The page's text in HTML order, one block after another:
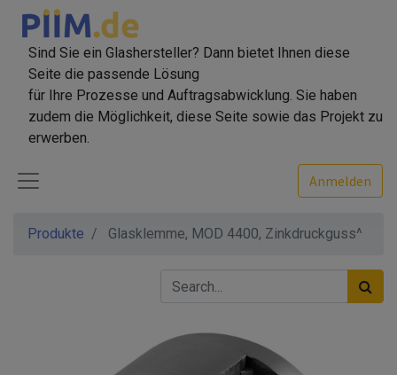
Sind Sie ein Glashersteller? Dann bietet Ihnen diese
Seite die passende Lösung
für Ihre Prozesse und Auftragsabwicklung. Sie haben
zudem die Möglichkeit, diese Seite sowie das Projekt zu
erwerben.
Anmelden
Produkte Glasklemme, MOD 4400, Zinkdruckguss^